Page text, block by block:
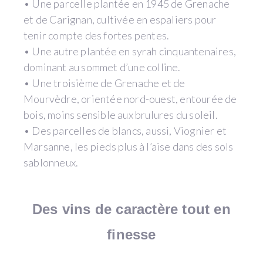
• Une parcelle plantée en 1945 de Grenache
et de Carignan, cultivée en espaliers pour
tenir compte des fortes pentes.
• Une autre plantée en syrah cinquantenaires,
dominant au sommet d’une colline.
• Une troisième de Grenache et de
Mourvèdre, orientée nord-ouest, entourée de
bois, moins sensible aux brulures du soleil.
• Des parcelles de blancs, aussi, Viognier et
Marsanne, les pieds plus à l’aise dans des sols
sablonneux.
Des vins de caractère tout en
finesse